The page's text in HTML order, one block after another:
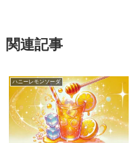
関連記事
ハニーレモンソーダ